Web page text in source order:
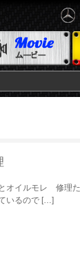
とオイルモレ 修
いるので […]